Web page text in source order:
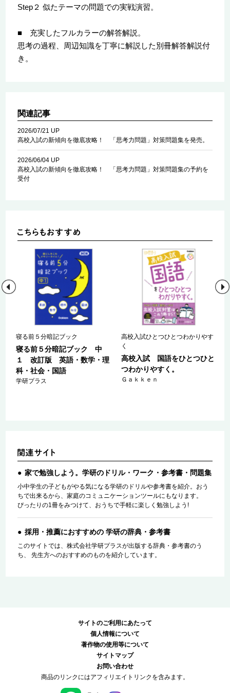
Step２ 似たテーマの問題での実戦演習。
■ 充実したフルカラーの解答解説。
思考の過程、周辺知識を丁寧に解説した別冊解答解説付
き。
関連記事
2026/07/21 UP
高校入試の新傾向を徹底攻略！ 「思考力問題」対策問題集を発売。
2026/06/04 UP
高校入試の新傾向を徹底攻略！ 「思考力問題」対策問題集の予約を
受付
寝る前５分暗記ブック
寝る前５分暗記ブック 中
１ 改訂版 英語・数学・理
科・社会・国語
学研プラス
高校入試ひとつひとつわかりやす
く
高校入試 国語をひとつひと
つわかりやすく。
Ｇａｋｋｅｎ
家で勉強しよう。学研のドリル・ワーク・参考書・問題集
小中学生の子どもがやる気になる学研のドリルや参考書を紹介。おう
ちで出来るから、家庭のコミュニケーションツールにもなります。
ぴったりの1冊をみつけて、おうちで手軽に楽しく勉強しよう!
採用・推薦におすすめの 学研の辞典・参考書
このサイトでは、株式会社学研プラスが出版する辞典・参考書のう
ち、 先生方へのおすすめのものを紹介しています。
サイトのご利用にあたって
個人情報について
著作物の使用等について
サイトマップ
お問い合わせ
商品のリンクにはアフィリエイトリンクを含みます。